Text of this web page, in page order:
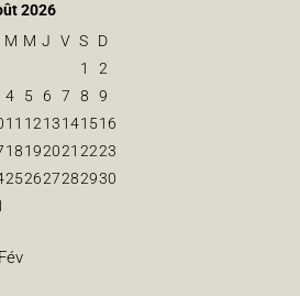
2026
M M J V S
D
1
2
4 5 6 7 8
9
11 1213141516
18192021 2223
252627282930